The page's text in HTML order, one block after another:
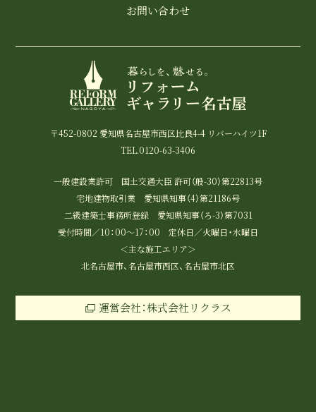
お問い合わせ
〒452-0802 愛知県名古屋市西区比良4-4 リバーハイツ1F
TEL.0120-63-3406
一般建設業許可 国土交通大臣 許可（般-30）第22813号
宅地建物取引業 愛知県知事（4）第21186号
二級建築士事務所登録 愛知県知事（ろ-3）第7031
受付時間／10：00～17：00 定休日／火曜日・水曜日
＜主な施工エリア＞
北名古屋市、名古屋市西区、名古屋市北区
運営会社：株式会社リクラス